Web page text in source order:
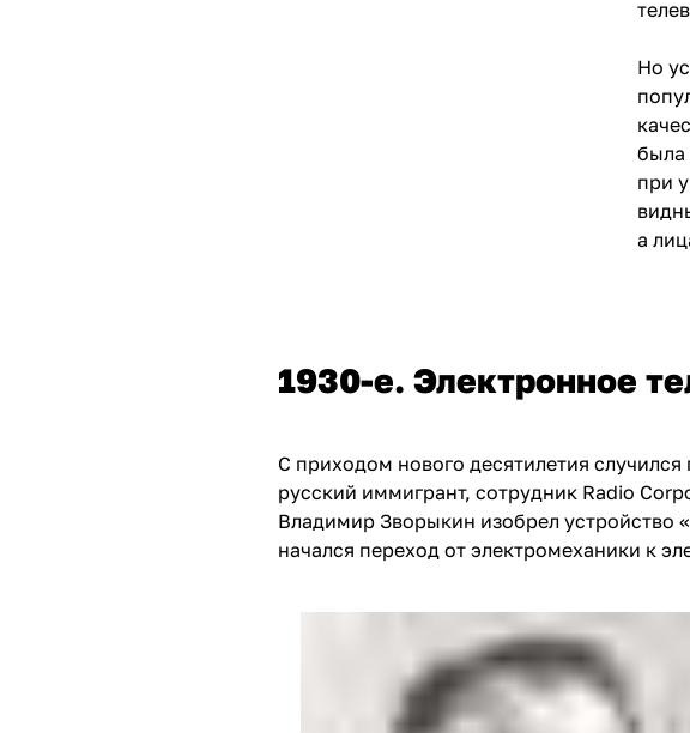
Но
была
при
а
1930-е. Электронное
С приходом нового десятилетия
русский иммигрант, сотрудник Radio
Владимир Зворыкин изобрел устройство
начался переход от электромеханики к